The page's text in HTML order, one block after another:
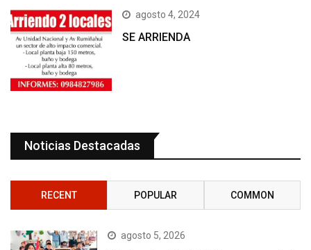
agosto 4, 2024
SE ARRIENDA
Noticias Destacadas
RECENT POPULAR COMMON
agosto 5, 2026